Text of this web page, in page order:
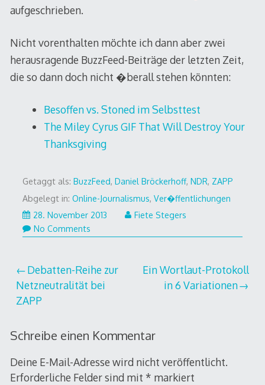
aufgeschrieben.
Nicht vorenthalten möchte ich dann aber zwei
herausragende BuzzFeed-Beiträge der letzten Zeit,
die so dann doch nicht �berall stehen könnten:
Besoffen vs. Stoned im Selbsttest
The Miley Cyrus GIF That Will Destroy Your
Thanksgiving
Getaggt als: BuzzFeed, Daniel Bröckerhoff, NDR, ZAPP
Abgelegt in: Online-Journalismus, Ver�ffentlichungen
28. November 201328.
Fiete Stegers
No Comments
Beitragsnavigation
Debatten-Reihe zur
Netzneutralität bei
ZAPP
Ein Wortlaut-Protokoll
in 6 Variationen
Schreibe einen Kommentar
Deine E-Mail-Adresse wird nicht veröffentlicht.
Erforderliche Felder sind mit * markiert